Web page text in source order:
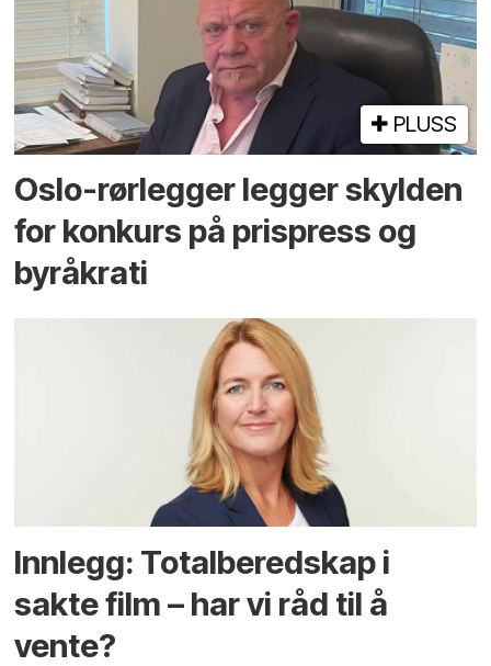
PLUSS
Oslo-rørlegger legger skylden
for konkurs på prispress og
byråkrati
Innlegg: Totalberedskap i
sakte film – har vi råd til å
vente?